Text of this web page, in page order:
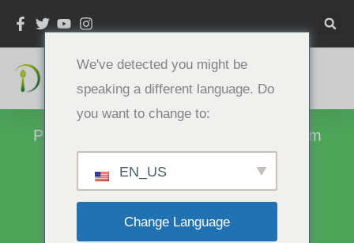
Vertical
Por Que Mais E Mais Pessoas Escolhem
Proteína De Arroz Em Pó?
Casa Conhecimento
We've detected you might be
speaking a different language. Do
you want to change to:
EN_US
Change Language